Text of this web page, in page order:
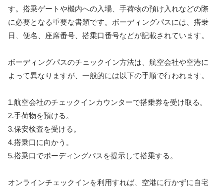
す。搭乗ゲートや機内への入場、手荷物の預け入れなどの際
に必要となる重要な書類です。ボーディングパスには、搭乗
日、便名、座席番号、搭乗口番号などが記載されています。
ボーディングパスのチェックイン方法は、航空会社や空港に
よって異なりますが、一般的には以下の手順で行われます。
1.航空会社のチェックインカウンターで搭乗券を受け取る。
2.手荷物を預ける。
3.保安検査を受ける。
4.搭乗口に向かう。
5.搭乗口でボーディングパスを提示して搭乗する。
オンラインチェックインを利用すれば、空港に行かずに自宅